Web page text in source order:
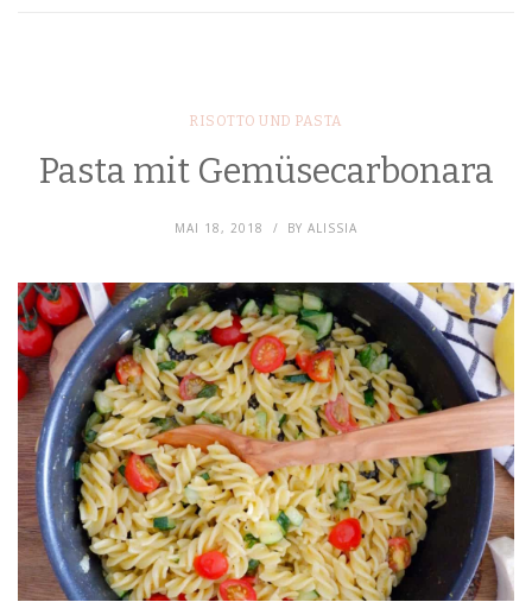
RISOTTO UND PASTA
Pasta mit Gemüsecarbonara
MAI 18, 2018 BY ALISSIA